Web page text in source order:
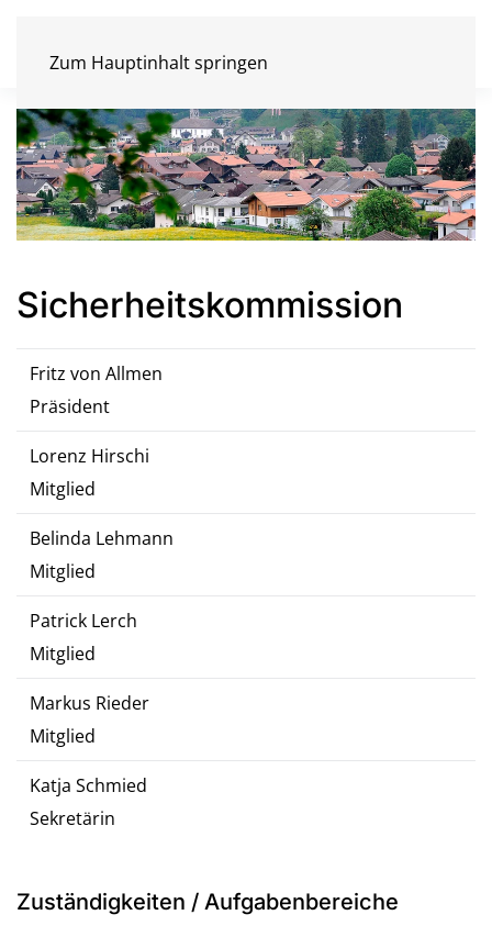
Zum Hauptinhalt springen
Sicherheitskommission
Fritz von Allmen
Präsident
Lorenz Hirschi
Mitglied
Belinda Lehmann
Mitglied
Patrick Lerch
Mitglied
Markus Rieder
Mitglied
Katja Schmied
Sekretärin
Zuständigkeiten / Aufgabenbereiche